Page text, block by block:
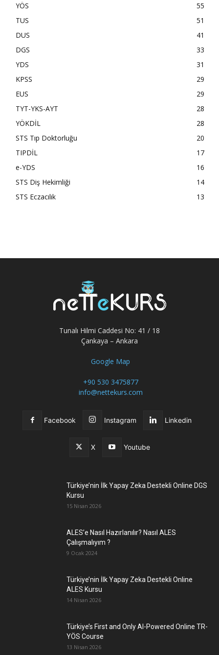
YÖS
55
TUS
51
DUS
41
DGS
33
YDS
31
KPSS
29
EUS
29
TYT-YKS-AYT
28
YÖKDİL
28
STS Tıp Doktorluğu
20
TIPDİL
17
e-YDS
16
STS Diş Hekimliği
14
STS Eczacılık
13
Tunalı Hilmi Caddesi No: 41 / 18
Çankaya – Ankara
Google Map
+90 530 3475877
info@nettekurs.com
Facebook Instagram Linkedin
X Youtube
Türkiye’nin İlk Yapay Zeka Destekli Online DGS
Kursu
15 Nisan 2026
ALES’e Nasıl Hazırlanılır? Nasıl ALES
Çalışmalıyım ?
9 Ocak 2024
Türkiye’nin İlk Yapay Zeka Destekli Online
ALES Kursu
14 Nisan 2026
Türkiye’s First and Only AI-Powered Online TR-
YÖS Course
13 Nisan 2026